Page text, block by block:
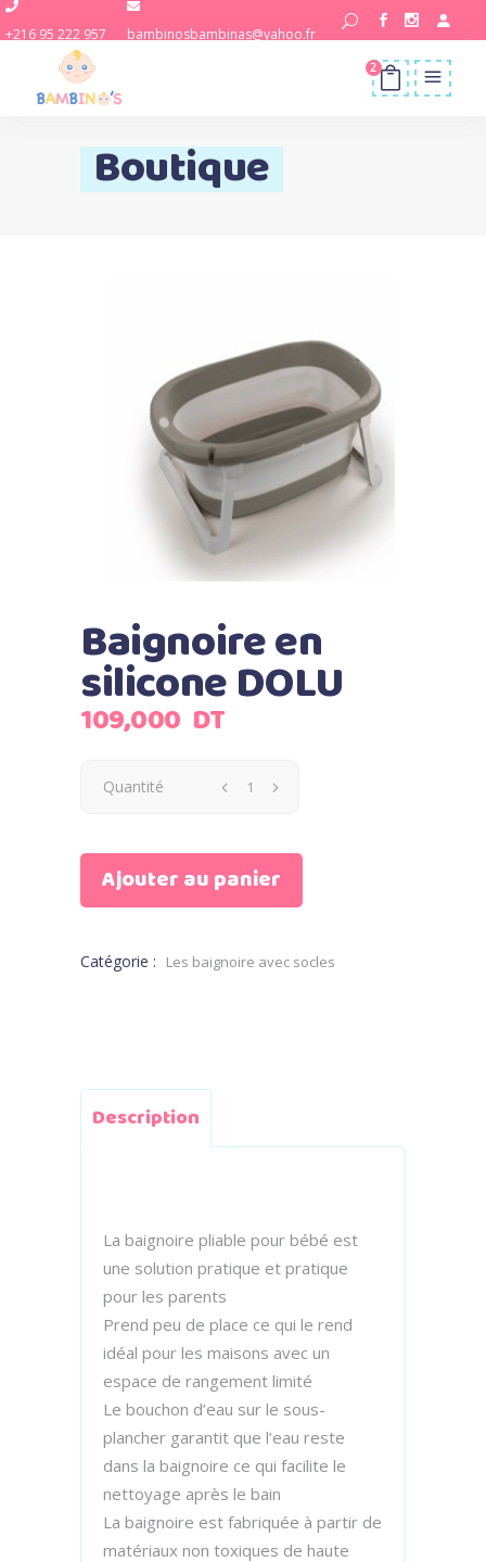
+216 95 222 957 bambinosbambinas@yahoo.fr
2
Boutique
Baignoire en
silicone DOLU
109,000 DT
Quantité
Ajouter au panier
Catégorie : Les baignoire avec socles
Description
La baignoire pliable pour bébé est
une solution pratique et pratique
pour les parents
Prend peu de place ce qui le rend
idéal pour les maisons avec un
espace de rangement limité
Le bouchon d’eau sur le sous-
plancher garantit que l’eau reste
dans la baignoire ce qui facilite le
nettoyage après le bain
La baignoire est fabriquée à partir de
matériaux non toxiques de haute